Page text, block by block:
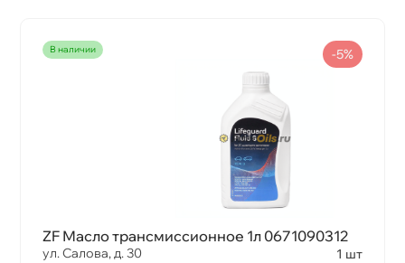
наличии
ZF Масло трансмиссионное 1л 0671090312
ул. Салова, д. 30
1 шт
-5%